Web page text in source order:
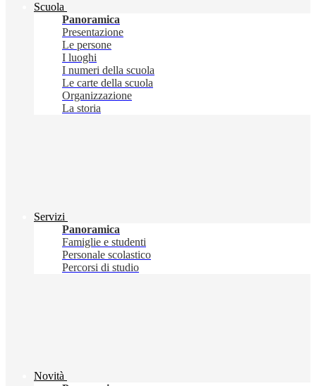
Scuola
Panoramica
Presentazione
Le persone
I luoghi
I numeri della scuola
Le carte della scuola
Organizzazione
La storia
Servizi
Panoramica
Famiglie e studenti
Personale scolastico
Percorsi di studio
Novità